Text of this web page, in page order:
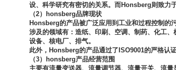
设、科学研究有密切的关系。而Honsberg则致力
（2）honsberg品牌现状
Honsberg的产品被广泛应用到工业和过程控制的
涉及的领域有：造纸、印刷、空调、制药、化工
设备、核电厂、排气。
此外，Honsberg的产品通过了ISO9001的严格认
（3）honsberg产品经营范围
主要有流量变送器、流量调节器、流量开关、流